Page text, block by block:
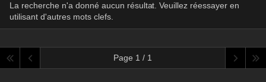
La recherche n'a donné aucun résultat. Veuillez réessayer en
utilisant d'autres mots clefs.
Page 1 / 1